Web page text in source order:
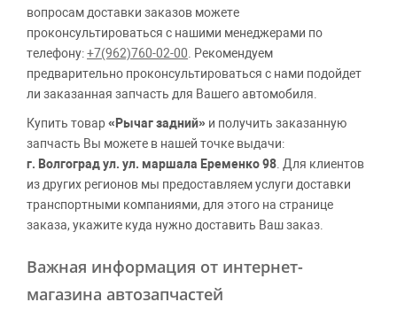
вопросам доставки заказов можете
проконсультироваться с нашими менеджерами по
телефону:+7(962)760-02-00 . Рекомендуем
предварительно проконсультироваться с нами подойдет
ли заказанная запчасть для Вашего автомобиля.
Купить товар«Рычаг задний» и получить заказанную
запчасть Вы можете в нашей точке выдачи:
г. Волгоград ул. ул. маршала Еременко 98 . Для клиентов
из других регионов мы предоставляем услуги доставки
транспортными компаниями, для этого на странице
заказа, укажите куда нужно доставить Ваш заказ.
Важная информация от интернет-
магазина автозапчастей